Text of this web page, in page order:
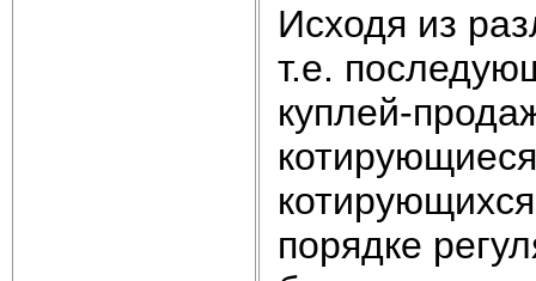
Исходя из
т.е.
куплей-
порядке